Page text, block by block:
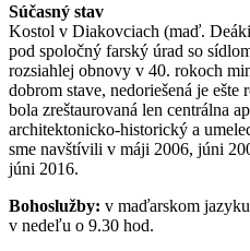
Súčasný stav
Kostol v Diakovciach (maď.
pod spoločný farský úrad so
rozsiahlej obnovy v 40. rokoch
dobrom stave, nedoriešená je
bola zreštaurovaná len centrálna
architektonicko-historický a
sme navštívili v máji 2006, júni
júni 2016.
Bohoslužby: v maďarskom
v nedeľu o 9.30 hod.